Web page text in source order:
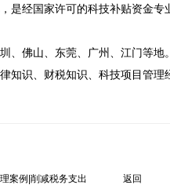
是经国家许可的科技补贴资金专
、佛山、东莞、广州、江门等地。
知识、财税知识、科技项目管理
案例|削减税务支出 返回